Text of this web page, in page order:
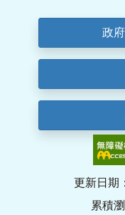
政
更新日期
累積